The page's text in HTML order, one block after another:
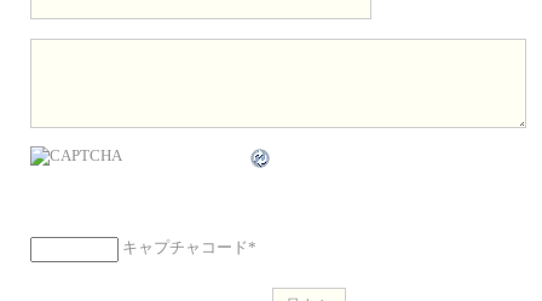
キャプチャコード *